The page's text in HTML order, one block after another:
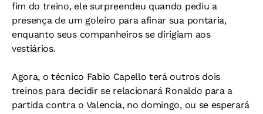
fim do treino, ele surpreendeu quando pediu a
presença de um goleiro para afinar sua pontaria,
enquanto seus companheiros se dirigiam aos
vestiários.
Agora, o técnico Fabio Capello terá outros dois
treinos para decidir se relacionará Ronaldo para a
partida contra o Valencia, no domingo, ou se esperará